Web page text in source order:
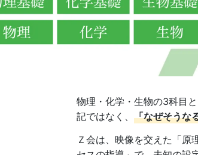
物理・化学・生物の3科目
記ではなく、 「なぜそうな
Ｚ会は、映像を交えた「原